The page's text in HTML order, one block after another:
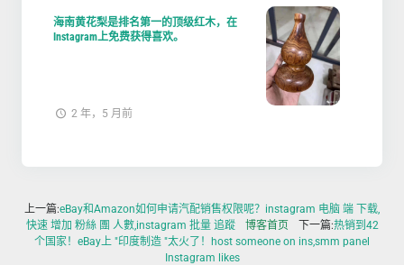
海南黄花梨是排名第一的顶级红木，在
Instagram上免费获得喜欢。
2 年，5 月前
上一篇:eBay和Amazon如何申请汽配销售权限呢？instagram 电脑 端 下载,
快速 增加 粉絲 團 人數,instagram 批量 追蹤
博客首页 下一篇:热销到42
个国家！eBay上 "印度制造 "太火了！host someone on ins,smm panel
Instagram likes